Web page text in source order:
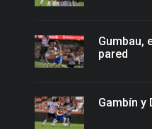
Gumbau,
pared
Gambín y